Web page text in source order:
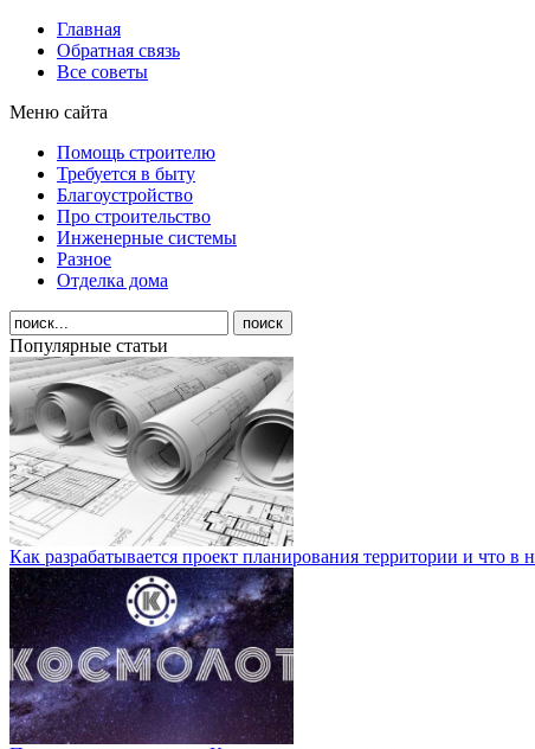
Главная
Обратная связь
Все советы
Меню сайта
Помощь строителю
Требуется в быту
Благоустройство
Про строительство
Инженерные системы
Разное
Отделка дома
Популярные статьи
Как разрабатывается проект планирования территории и что в